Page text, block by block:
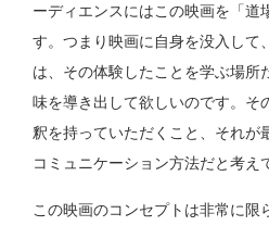
ーディエンスにはこの映画を「道
す。つまり映画に自身を没入して
は、その体験したことを学ぶ場所
味を導き出して欲しいのです。そ
釈を持っていただくこと、それが
コミュニケーション方法だと考え
この映画のコンセプトは非常に限